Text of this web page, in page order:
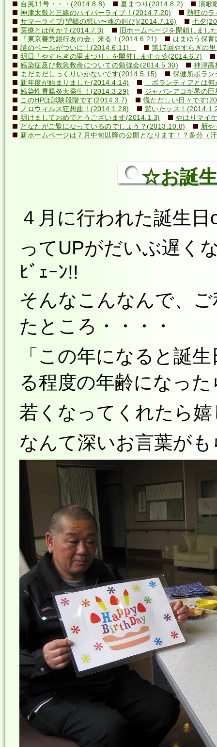
台風11号・・・(2014.8.8)
夏まつり(2014.8.2)
演歌
神津太鼓と三線のハイパーライブ！(2014.7.20)
熱狂の
サマーライブ(望郷の想い〜魂の叫び)(2014.7.16)
七夕
医療とは何か？(2014.7.3)
旧ホームページを閉鎖しまし
「東京善意銀行友の会」来る！(2014.6.21)
はまゆう保
謎のベールがついに！(2014.6.11)
第17回やすらぎの
明日「やすらぎの里まつり」を開催します☆彡(2014.6.7)
感染症及び救急救命についての勉強会(2014.5.30)
神津高
まだまだしっくりいかないです(2014.5.15)
保健所ボラ
新年度が始まりました(2014.4.14)
ボランティアとは
感染性胃腸炎大発生！(2014.3.29)
ジャパンアコギ界の
このHPは試験段階です(2014.3.7)
慌ただしい日々です
ノロウィルス狂想曲！(2014.1.28)
驚いたッス！
明けましておめでとうございます(2014.1.3)
やはりマイ
どなたがご覧になっているのでしょう？(2013.10.8)
新や
新ホームページは７月中旬以降の公開となります！？多分
☆お誕
４月に行われた誕生
ってUPがだいぶ遅く
ﾋﾞｪｰﾝ!!
そんなこんなんで、
たところ・・・・
「この年になると誕
る程度の年齢になった
若くなってくれたら
なんて深いお言葉が